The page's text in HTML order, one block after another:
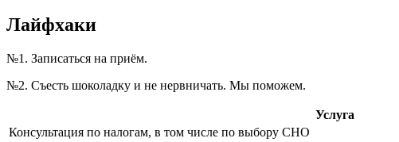
Лайфхаки
№1. Записаться на приём.
№2. Съесть шоколадку и не нервничать. Мы поможем.
Услуга
Консультация по налогам, в том числе по выбору СНО